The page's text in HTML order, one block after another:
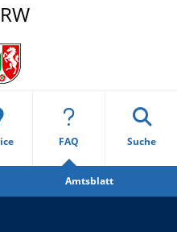
FAQ Suche
Amtsblatt